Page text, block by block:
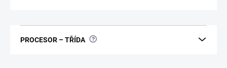
PROCESOR – TŘÍDA ?